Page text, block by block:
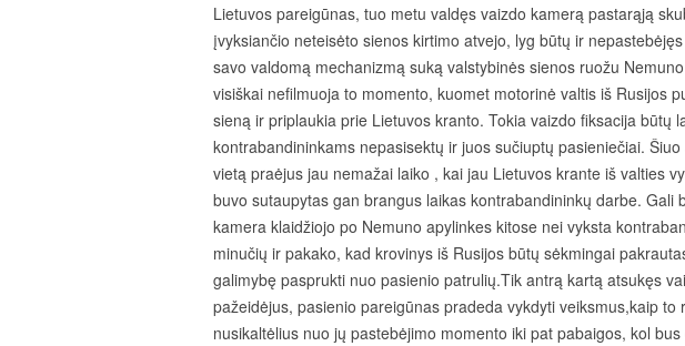
Lietuvos pareigūnas, tuo metu valdęs vaizdo kamerą pastarąją
įvyksiančio neteisėto sienos kirtimo atvejo, lyg būtų ir
savo valdomą mechanizmą suką valstybinės sienos ruožu
visiškai nefilmuoja to momento, kuomet motorinė valtis iš Rusijos
sieną ir priplaukia prie Lietuvos kranto. Tokia vaizdo fiksacija būtų
kontrabandininkams nepasisektų ir juos sučiuptų pasieniečiai.
vietą praėjus jau nemažai laiko , kai jau Lietuvos krante iš valties
buvo sutaupytas gan brangus laikas kontrabandininkų darbe. Gali
kamera klaidžiojo po Nemuno apylinkes kitose nei vyksta
minučių ir pakako, kad krovinys iš Rusijos būtų sėkmingai
galimybę pasprukti nuo pasienio patrulių.Tik antrą kartą atsukęs
pažeidėjus, pasienio pareigūnas pradeda vykdyti veiksmus,kaip to
nusikaltėlius nuo jų pastebėjimo momento iki pat pabaigos, kol